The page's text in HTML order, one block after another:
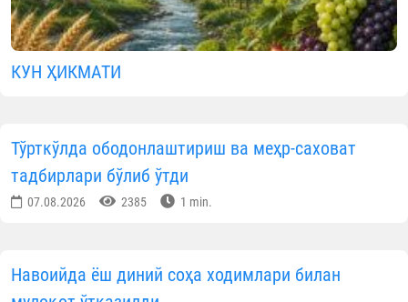
“Ёшлар билан бир кун” лойиҳаси
этилди.
Темурхон домла Атоев иштирок этиб, ёш
билан очиқ ва самимий мулоқот ўтказди.
қилинди. Хусусан: